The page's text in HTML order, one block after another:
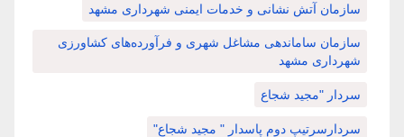
سازمان آتش نشانی و خدمات ایمنی شهرداری مشهد
سازمان ساماندهی مشاغل شهری و فرآورده‌های کشاورزی
شهرداری مشهد
سردار "مجید شجاع
سردارسرتیپ دوم پاسدار " مجید شجاع"